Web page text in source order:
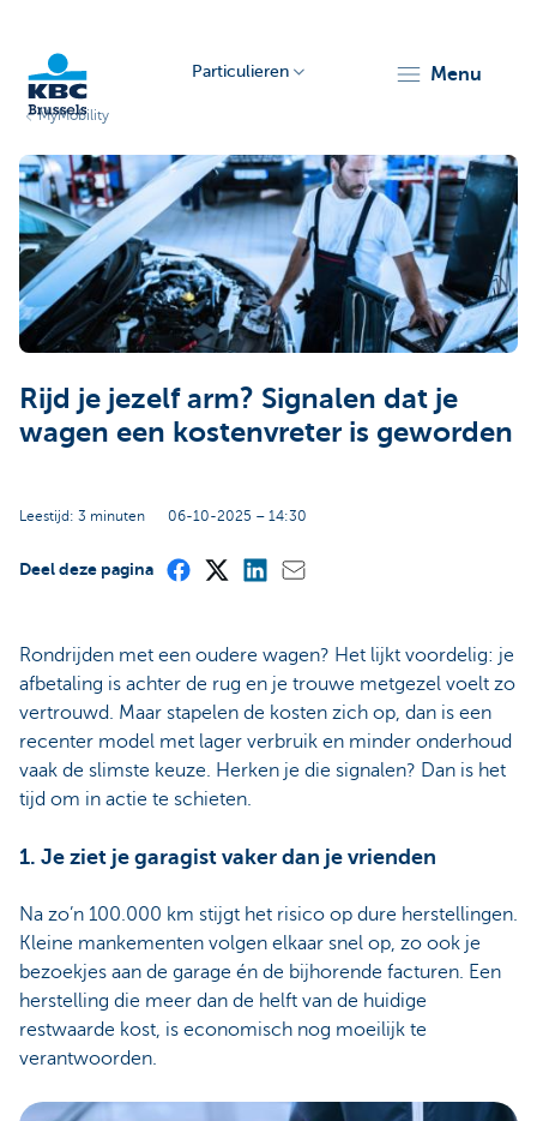
Brussels
Particulieren menu
MyMobility
Rijd je jezelf arm? Signalen dat je
wagen een kostenvreter is geworden
Leestijd: 3 minuten 06-10-2025 – 14:30
Deel deze pagina
Rondrijden met een oudere wagen? Het lijkt voordelig: je
afbetaling is achter de rug en je trouwe metgezel voelt zo
vertrouwd. Maar stapelen de kosten zich op, dan is een
recenter model met lager verbruik en minder onderhoud
vaak de slimste keuze. Herken je die signalen? Dan is het
tijd om in actie te schieten.
1. Je ziet je garagist vaker dan je vrienden
Na zo’n 100.000 km stijgt het risico op dure herstellingen.
Kleine mankementen volgen elkaar snel op, zo ook je
bezoekjes aan de garage én de bijhorende facturen. Een
herstelling die meer dan de helft van de huidige
restwaarde kost, is economisch nog moeilijk te
verantwoorden.